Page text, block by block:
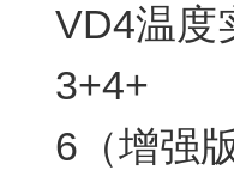
VD4温度
3+4+
6（增强